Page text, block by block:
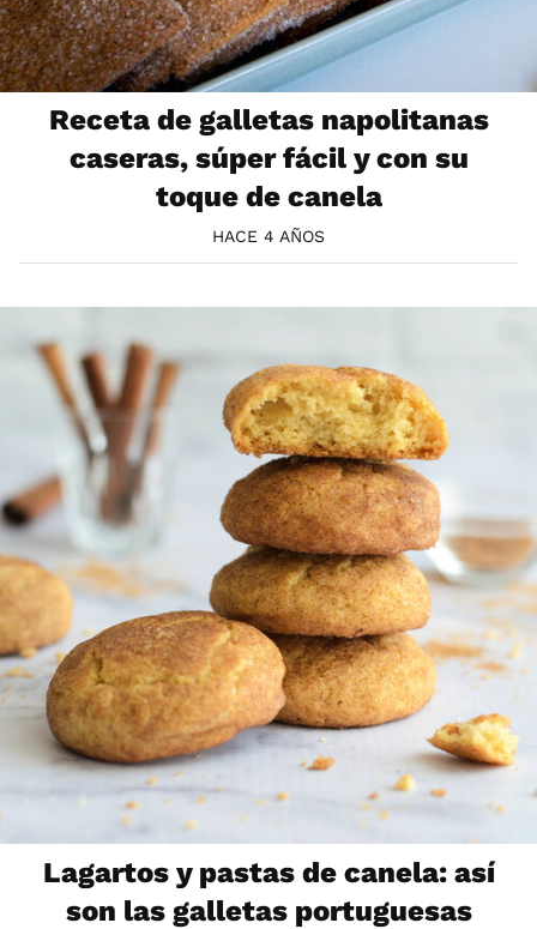
Receta de galletas napolitanas
caseras, súper fácil y con su
toque de canela
HACE 4 AÑOS
Lagartos y pastas de canela: así
son las galletas portuguesas